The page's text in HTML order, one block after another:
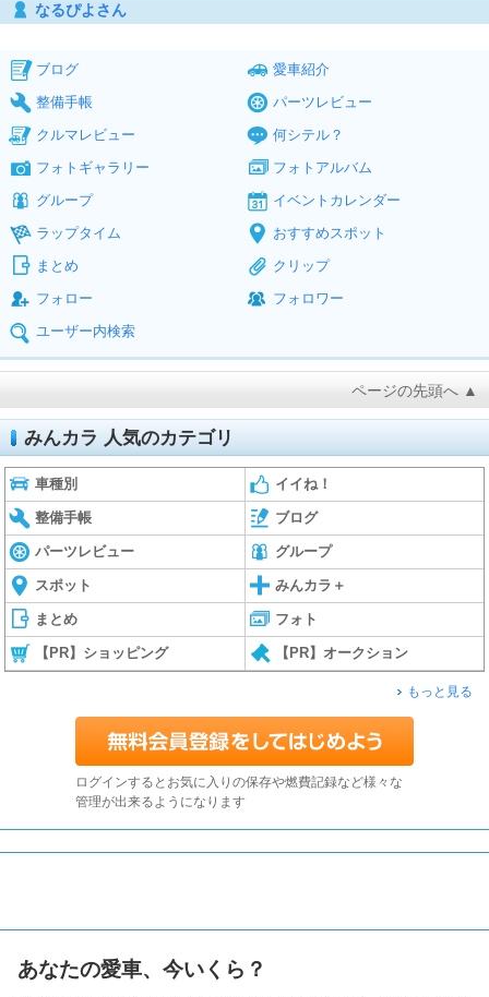
なるぴよさん
ブログ
愛車紹介
整備手帳
パーツレビュー
クルマレビュー
何シテル？
フォトギャラリー
フォトアルバム
グループ
イベントカレンダー
ラップタイム
おすすめスポット
まとめ
クリップ
フォロー
フォロワー
ユーザー内検索
ページの先頭へ ▲
みんカラ 人気のカテゴリ
車種別 イイね！
整備手帳 ブログ
パーツレビュー グループ
スポット みんカラ＋
まとめ フォト
【PR】ショッピング 【PR】オークション
もっと見る
ログインするとお気に入りの保存や燃費記録など様々な
管理が出来るようになります
あなたの愛車、今いくら？